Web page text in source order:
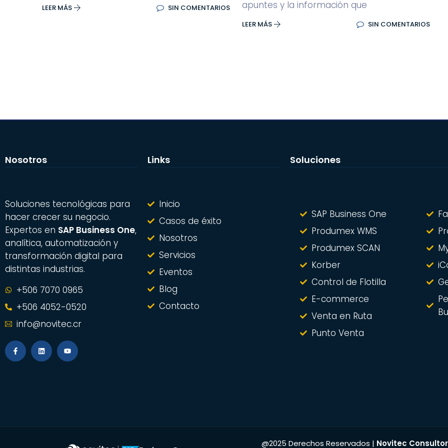
LEER MÁS SIN COMENTARIOS
apuntes y la información que
LEER MÁS SIN COMENTARIOS
Nosotros
Soluciones tecnológicas para
hacer crecer su negocio.
Expertos en SAP Business One,
analítica, automatización y
transformación digital para
distintas industrias.
+506 7070 0965
+506 4052-0520
info@novitec.cr
Links
Inicio
Casos de éxito
Nosotros
Servicios
Eventos
Blog
Contacto
Soluciones
SAP Business One
Produmex WMS
Produmex SCAN
Korber
Control de Flotilla
E-commerce
Venta en Ruta
Punto Venta
@2025 Derechos Reservados | Novitec